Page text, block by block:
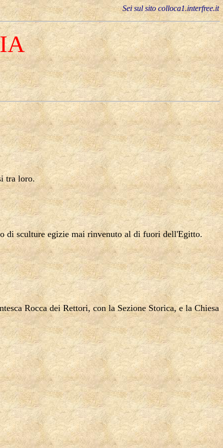
Sei sul sito colloca1.interfree.it
tra loro.
di sculture egizie mai rinvenuto al di fuori dell'Egitto.
Rocca dei Rettori, con la Sezione Storica, ela Chiesa